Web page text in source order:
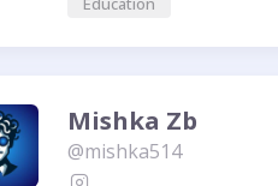
Mishka Zb
@mishka514